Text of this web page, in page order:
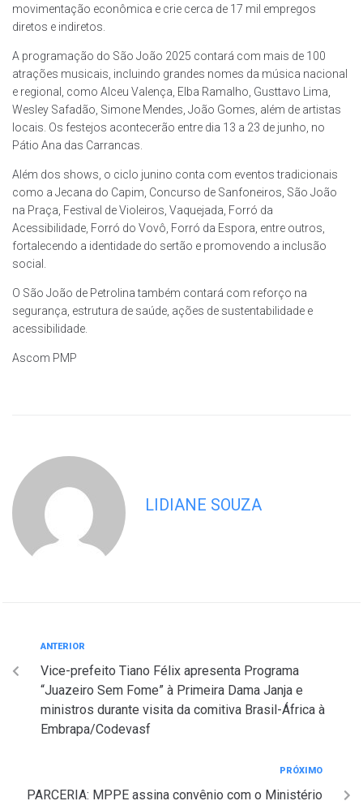
movimentação econômica e crie cerca de 17 mil empregos
diretos e indiretos.
A programação do São João 2025 contará com mais de 100
atrações musicais, incluindo grandes nomes da música nacional
e regional, como Alceu Valença, Elba Ramalho, Gusttavo Lima,
Wesley Safadão, Simone Mendes, João Gomes, além de artistas
locais. Os festejos acontecerão entre dia 13 a 23 de junho, no
Pátio Ana das Carrancas.
Além dos shows, o ciclo junino conta com eventos tradicionais
como a Jecana do Capim, Concurso de Sanfoneiros, São João
na Praça, Festival de Violeiros, Vaquejada, Forró da
Acessibilidade, Forró do Vovô, Forró da Espora, entre outros,
fortalecendo a identidade do sertão e promovendo a inclusão
social.
O São João de Petrolina também contará com reforço na
segurança, estrutura de saúde, ações de sustentabilidade e
acessibilidade.
Ascom PMP
LIDIANE SOUZA
ANTERIOR
Vice-prefeito Tiano Félix apresenta Programa
“Juazeiro Sem Fome” à Primeira Dama Janja e
ministros durante visita da comitiva Brasil-África à
Embrapa/Codevasf
PRÓXIMO
PARCERIA: MPPE assina convênio com o Ministério